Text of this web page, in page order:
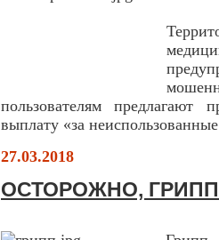
пользователям
выплату «за
27.03.2018
ОСТОРОЖНО,